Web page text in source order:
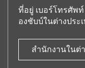
ที่อยู่ เบอร์โทรศัพ
องชับบ์ในต่างประ
สำนักงานในต่